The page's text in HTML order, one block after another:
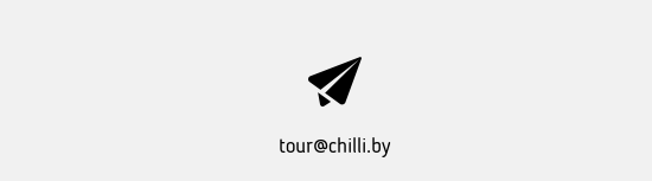
tour@chilli.by